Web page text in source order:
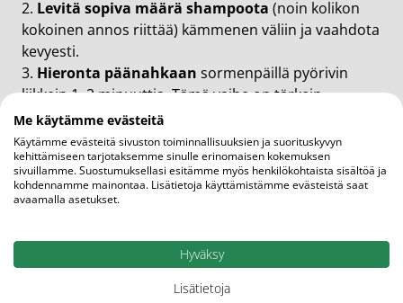
Levitä sopiva määrä shampoota (noin kolikon
kokoinen annos riittää) kämmenen väliin ja vaahdota
kevyesti.
Hieronta päänahkaan sormenpäillä pyörivin
liikkein 1–2 minuuttia. Tämä vaihe on tärkein –
aktiivisten aineiden (fytokofeiini, kofeiini) on päästävä
imeytymään hiusjuuriin.
Huuhtele perusteellisestilämpimällä vedellä.
Jäännökset voivat ärsyttää päänahkaa.
Tarvittaessa toista pesu
hiusjuuriin.
Kuinka usein käyttää?
Me käytämme evästeitä
Käytämme evästeitä sivuston toiminnallisuuksien ja suorituskyvyn
kehittämiseen tarjotaksemme sinulle erinomaisen kokemuksen
sivuillamme. Suostumuksellasi esitämme myös henkilökohtaista sisältöä ja
kohdennamme mainontaa. Lisätietoja käyttämistämme evästeistä saat
avaamalla asetukset.
Hyväksy
Lisätietoja